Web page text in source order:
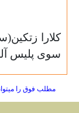
سوی پلیس آلمان
مطلب فوق را